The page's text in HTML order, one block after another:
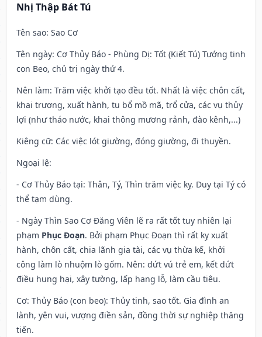
Nhị Thập Bát Tú
Tên sao: Sao Cơ
Tên ngày: Cơ Thủy Báo - Phùng Dị: Tốt (Kiết Tú) Tướng tinh
con Beo, chủ trị ngày thứ 4.
Nên làm: Trăm việc khởi tạo đều tốt. Nhất là việc chôn cất,
khai trương, xuất hành, tu bổ mồ mã, trổ cửa, các vụ thủy
lợi (như tháo nước, khai thông mương rảnh, đào kênh,...)
Kiêng cữ: Các việc lót giường, đóng giường, đi thuyền.
Ngoại lệ:
- Cơ Thủy Báo tại: Thân, Tý, Thìn trăm việc kỵ. Duy tại Tý có
thể tạm dùng.
- Ngày Thìn Sao Cơ Đăng Viên lẽ ra rất tốt tuy nhiên lại
phạm Phục Đoạn. Bởi phạm Phục Đoạn thì rất kỵ xuất
hành, chôn cất, chia lãnh gia tài, các vụ thừa kế, khởi
công làm lò nhuộm lò gốm. Nên: dứt vú trẻ em, kết dứt
điều hung hại, xây tường, lấp hang lỗ, làm cầu tiêu.
Cơ: Thủy Báo (con beo): Thủy tinh, sao tốt. Gia đình an
lành, yên vui, vượng điền sản, đồng thời sự nghiệp thăng
tiến.